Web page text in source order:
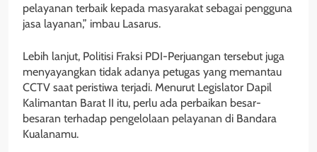
pelayanan terbaik kepada masyarakat sebagai pengguna
jasa layanan,” imbau Lasarus.
Lebih lanjut, Politisi Fraksi PDI-Perjuangan tersebut juga
menyayangkan tidak adanya petugas yang memantau
CCTV saat peristiwa terjadi. Menurut Legislator Dapil
Kalimantan Barat II itu, perlu ada perbaikan besar-
besaran terhadap pengelolaan pelayanan di Bandara
Kualanamu.